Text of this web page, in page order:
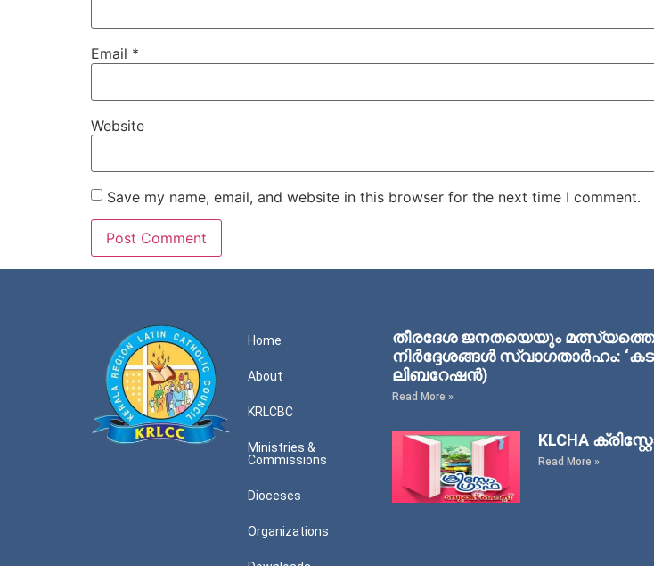
Email *
Website
Save my name, email, and website in this browser for the next time I comment.
Home
About
KRLCBC
Ministries &
Commissions
Dioceses
Organizations
തീരദേശ ജനതയെയും
നിര്‍ദ്ദേശങ്ങള്‍ സ്വാഗതാര്‍ഹം:
ലിബറേഷന്‍)
Read More »
KLCHA
Read More »